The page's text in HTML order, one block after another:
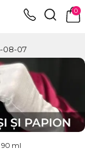
0
08-07
90 ml